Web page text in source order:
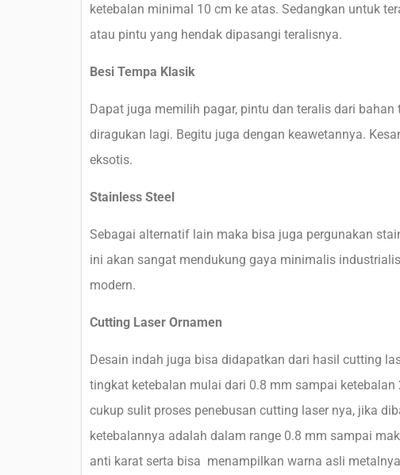
ketebalan minimal 10 cm ke atas. Sedangkan untuk
atau pintu yang hendak dipasangi teralisnya.
Besi Tempa Klasik
Dapat juga memilih pagar, pintu dan teralis dari
diragukan lagi. Begitu juga dengan keawetannya.
eksotis.
Stainless Steel
Sebagai alternatif lain maka bisa juga pergunakan
ini akan sangat mendukung gaya minimalis
modern.
Cutting Laser Ornamen
Desain indah juga bisa didapatkan dari hasil cutting
tingkat ketebalan mulai dari 0.8 mm sampai
cukup sulit proses penebusan cutting laser nya, jika
ketebalannya adalah dalam range 0.8 mm sampai
anti karat serta bisa menampilkan warna asli